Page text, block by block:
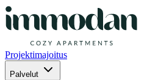
Projektimajoitus
Palvelut